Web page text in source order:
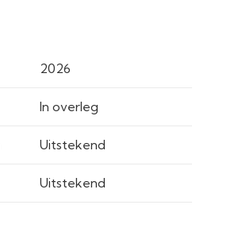
2026
In overleg
Uitstekend
Uitstekend